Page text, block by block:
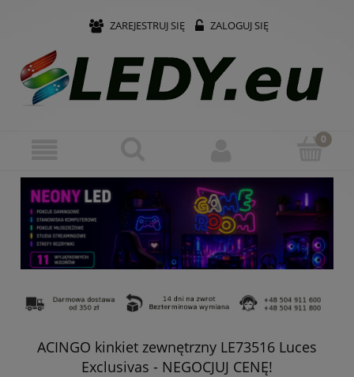
ZAREJESTRUJ SIĘ ZALOGUJ SIĘ
ACINGO kinkiet zewnętrzny LE73516 Luces
Exclusivas - NEGOCJUJ CENĘ!